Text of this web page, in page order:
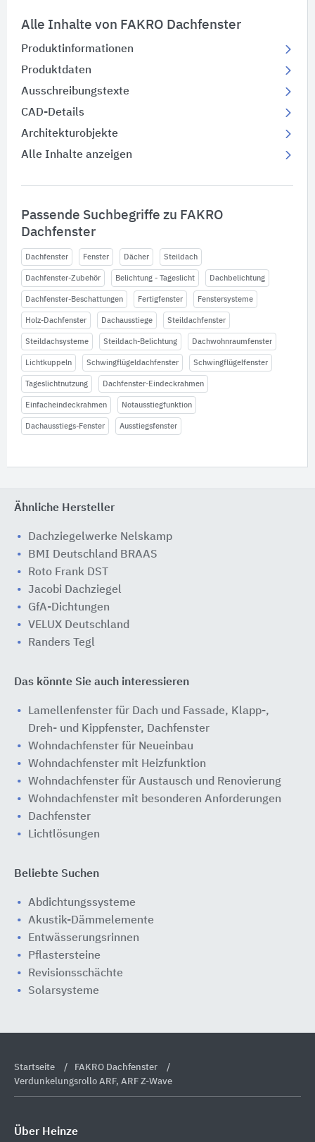
Alle Inhalte von FAKRO Dachfenster
Produktinformationen
Produktdaten
Ausschreibungstexte
CAD-Details
Architekturobjekte
Alle Inhalte anzeigen
Passende Suchbegriffe zu FAKRO
Dachfenster
Dachfenster Fenster Dächer Steildach
Dachfenster-Zubehör Belichtung - Tageslicht Dachbelichtung
Dachfenster-Beschattungen Fertigfenster Fenstersysteme
Holz-Dachfenster Dachausstiege Steildachfenster
Steildachsysteme Steildach-Belichtung Dachwohnraumfenster
Lichtkuppeln Schwingflügeldachfenster Schwingflügelfenster
Tageslichtnutzung Dachfenster-Eindeckrahmen
Einfacheindeckrahmen Notausstiegfunktion
Dachausstiegs-Fenster Ausstiegsfenster
Ähnliche Hersteller
Dachziegelwerke Nelskamp
BMI Deutschland BRAAS
Roto Frank DST
Jacobi Dachziegel
GfA-Dichtungen
VELUX Deutschland
Randers Tegl
Das könnte Sie auch interessieren
Lamellenfenster für Dach und Fassade, Klapp-,
Dreh- und Kippfenster, Dachfenster
Wohndachfenster für Neueinbau
Wohndachfenster mit Heizfunktion
Wohndachfenster für Austausch und Renovierung
Wohndachfenster mit besonderen Anforderungen
Dachfenster
Lichtlösungen
Beliebte Suchen
Abdichtungssysteme
Akustik-Dämmelemente
Entwässerungsrinnen
Pflastersteine
Revisionsschächte
Solarsysteme
Startseite
FAKRO Dachfenster
Verdunkelungsrollo ARF, ARF Z-Wave
Über Heinze